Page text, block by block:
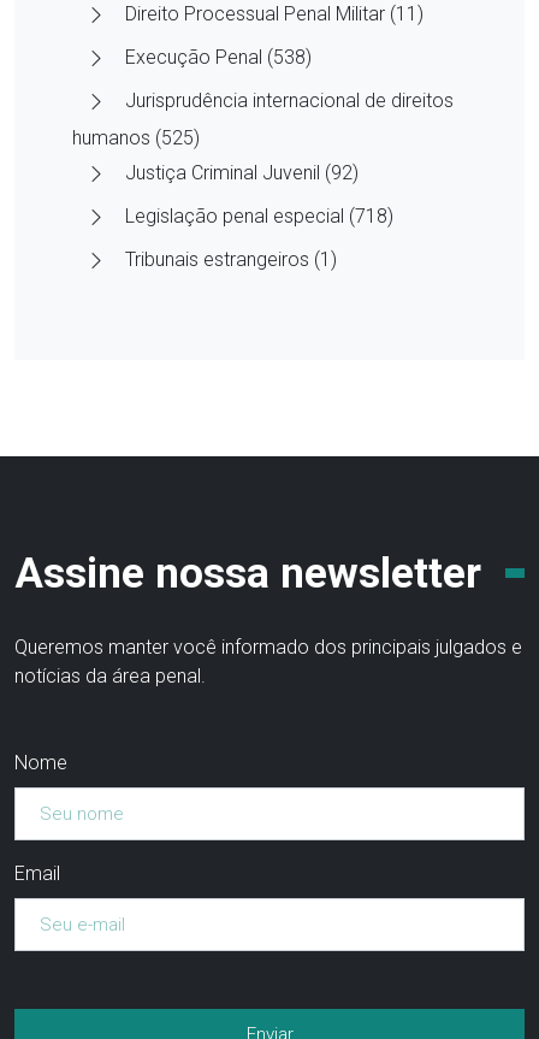
Direito Processual Penal Militar (11)
Execução Penal (538)
Jurisprudência internacional de direitos
humanos (525)
Justiça Criminal Juvenil (92)
Legislação penal especial (718)
Tribunais estrangeiros (1)
Assine nossa newsletter
Queremos manter você informado dos principais julgados e
notícias da área penal.
Nome
Email